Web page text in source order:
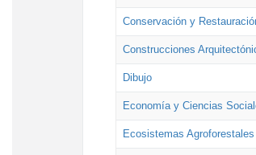
Conservación y
Construcciones
Dibujo
Economía y Ciencias
Ecosistemas Agroforestales